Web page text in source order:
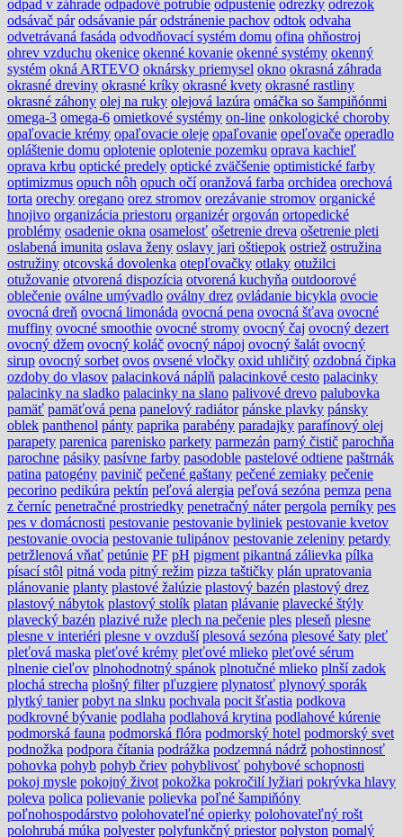
odpad v záhrade odpadové potrubie odpustenie odrezky odrezok
odsávač pár odsávanie pár odstránenie pachov odtok odvaha
odvetrávaná fasáda odvodňovací systém domu ofina ohňostroj
ohrev vzduchu okenice okenné kovanie okenné systémy okenný
systém okná ARTEVO oknársky priemysel okno okrasná záhrada
okrasné dreviny okrasné kríky okrasné kvety okrasné rastliny
okrasné záhony olej na ruky olejová lazúra omáčka so šampiňónmi
omega-3 omega-6 omietkové systémy on-line onkologické choroby
opaľovacie krémy opaľovacie oleje opaľovanie opeľovače operadlo
opláštenie domu oplotenie oplotenie pozemku oprava kachieľ
oprava krbu optické predely optické zväčšenie optimistické farby
optimizmus opuch nôh opuch očí oranžová farba orchidea orechová
torta orechy oregano orez stromov orezávanie stromov organické
hnojivo organizácia priestoru organizér orgován ortopedické
problémy osadenie okna osamelosť ošetrenie dreva ošetrenie pleti
oslabená imunita oslava ženy oslavy jari oštiepok ostriež ostružina
ostružiny otcovská dovolenka otepľovačky otlaky otužilci
otužovanie otvorená dispozícia otvorená kuchyňa outdoorové
oblečenie oválne umývadlo oválny drez ovládanie bicykla ovocie
ovocná dreň ovocná limonáda ovocná pena ovocná šťava ovocné
muffiny ovocné smoothie ovocné stromy ovocný čaj ovocný dezert
ovocný džem ovocný koláč ovocný nápoj ovocný šalát ovocný
sirup ovocný sorbet ovos ovsené vločky oxid uhličitý ozdobná čipka
ozdoby do vlasov palacinková náplň palacinkové cesto palacinky
palacinky na sladko palacinky na slano palivové drevo palubovka
pamäť pamäťová pena panelový radiátor pánske plavky pánsky
oblek panthenol pánty paprika parabény paradajky parafínový olej
parapety parenica parenisko parkety parmezán parný čistič parochňa
parochne pásiky pasívne farby pasodoble pastelové odtiene paštrnák
patina patogény pavinič pečené gaštany pečené zemiaky pečenie
pecorino pedikúra pektín peľová alergia peľová sezóna pemza pena
z černíc penetračné prostriedky penetračný náter pergola perníky pes
pes v domácnosti pestovanie pestovanie byliniek pestovanie kvetov
pestovanie ovocia pestovanie tulipánov pestovanie zeleniny petardy
petržlenová vňať petúnie PF pH pigment pikantná zálievka pílka
písací stôl pitná voda pitný režim pizza taštičky plán upratovania
plánovanie planty plastové žalúzie plastový bazén plastový drez
plastový nábytok plastový stolík platan plávanie plavecké štýly
plavecký bazén plazivé ruže plech na pečenie ples pleseň plesne
plesne v interiéri plesne v ovzduší plesová sezóna plesové šaty pleť
pleťová maska pleťové krémy pleťové mlieko pleťové sérum
plnenie cieľov plnohodnotný spánok plnotučné mlieko plnší zadok
plochá strecha plošný filter pľuzgiere plynatosť plynový sporák
plytký tanier pobyt na slnku pochvala pocit šťastia podkova
podkrovné bývanie podlaha podlahová krytina podlahové kúrenie
podmorská fauna podmorská flóra podmorský hotel podmorský svet
podnožka podpora čítania podrážka podzemná nádrž pohostinnosť
pohovka pohyb pohyb čriev pohyblivosť pohybové schopnosti
pokoj mysle pokojný život pokožka pokročilí lyžiari pokrývka hlavy
poleva polica polievanie polievka poľné šampiňóny
poľnohospodárstvo polohovateľné opierky polohovateľný rošt
polohrubá múka polyester polyfunkčný priestor polyston pomalý